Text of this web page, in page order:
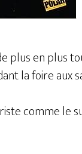
plus en plus
la foire aux
comme